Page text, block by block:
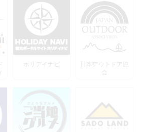
ホリデイナビ
日本アウトドア協
会